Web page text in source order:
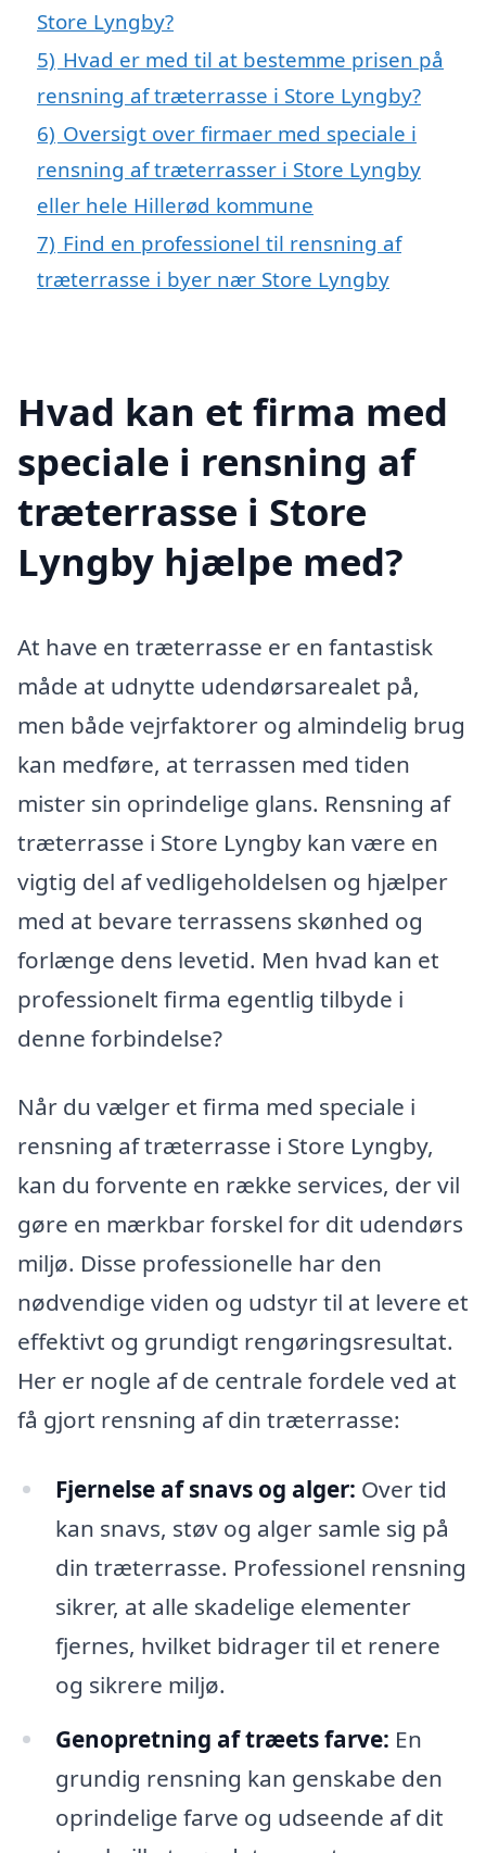
Store Lyngby?
5) Hvad er med til at bestemme prisen på
rensning af træterrasse i Store Lyngby?
6) Oversigt over firmaer med speciale i
rensning af træterrasser i Store Lyngby
eller hele Hillerød kommune
7) Find en professionel til rensning af
træterrasse i byer nær Store Lyngby
Hvad kan et firma med
speciale i rensning af
træterrasse i Store
Lyngby hjælpe med?
At have en træterrasse er en fantastisk
måde at udnytte udendørsarealet på,
men både vejrfaktorer og almindelig brug
kan medføre, at terrassen med tiden
mister sin oprindelige glans. Rensning af
træterrasse i Store Lyngby kan være en
vigtig del af vedligeholdelsen og hjælper
med at bevare terrassens skønhed og
forlænge dens levetid. Men hvad kan et
professionelt firma egentlig tilbyde i
denne forbindelse?
Når du vælger et firma med speciale i
rensning af træterrasse i Store Lyngby,
kan du forvente en række services, der vil
gøre en mærkbar forskel for dit udendørs
miljø. Disse professionelle har den
nødvendige viden og udstyr til at levere et
effektivt og grundigt rengøringsresultat.
Her er nogle af de centrale fordele ved at
få gjort rensning af din træterrasse:
Fjernelse af snavs og alger: Over tid
kan snavs, støv og alger samle sig på
din træterrasse. Professionel rensning
sikrer, at alle skadelige elementer
fjernes, hvilket bidrager til et renere
og sikrere miljø.
Genopretning af træets farve: En
grundig rensning kan genskabe den
oprindelige farve og udseende af dit